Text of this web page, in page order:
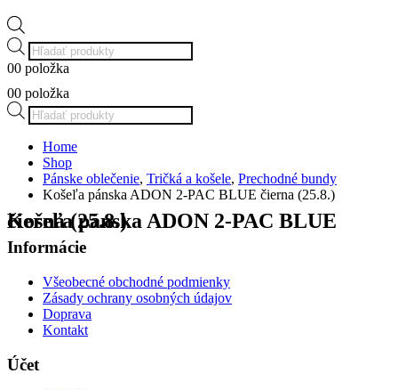
Products
search
00 položka
00 položka
Products
search
Home
Shop
Pánske oblečenie, Tričká a košele, Prechodné bundy
Košeľa pánska ADON 2-PAC BLUE čierna (25.8.)
Košeľa pánska ADON 2-PAC BLUE čierna (25.8.)
Informácie
Všeobecné obchodné podmienky
Zásady ochrany osobných údajov
Doprava
Kontakt
Účet